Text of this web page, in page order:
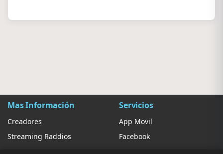
Mas Información
Creadores
Streaming Raddios
Servicios
App Movil
Facebook